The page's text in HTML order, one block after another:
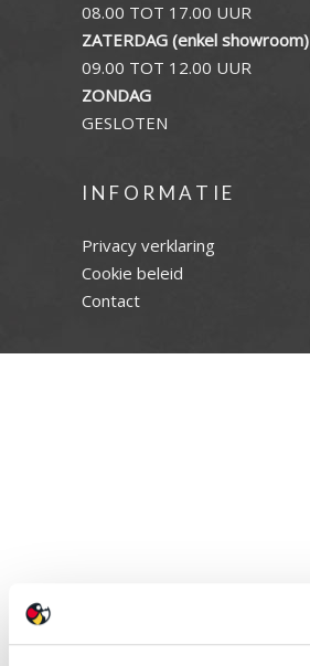
08.00 TOT 17.00 UUR
ZATERDAG (enkel showroom)
09.00 TOT 12.00 UUR
ZONDAG
GESLOTEN
INFORMATIE
Privacy verklaring
Cookie beleid
Contact